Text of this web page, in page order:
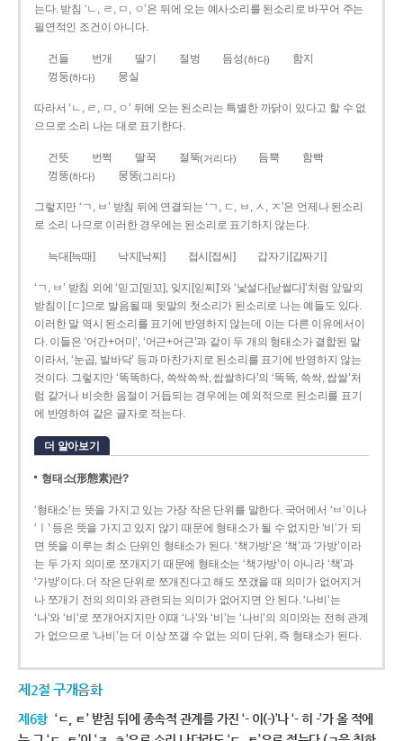
는다. 받침 ‘ㄴ, ㄹ, ㅁ, ㅇ’은 뒤에 오는 예사소리를 된소리로 바꾸어 주는
필연적인 조건이 아니다.
건들 번개 딸기 절벙 듬성(하다)
함지
껑둥(하다) 뭉실
따라서 ‘ㄴ, ㄹ, ㅁ, ㅇ’ 뒤에 오는 된소리는 특별한 까닭이 있다고 할 수 없
으므로 소리 나는 대로 표기한다.
건뜻 번쩍 딸꾹 절뚝(거리다) 듬뿍
함빡
껑뚱(하다) 뭉뚱(그리다)
그렇지만 ‘ㄱ, ㅂ’ 받침 뒤에 연결되는 ‘ㄱ, ㄷ, ㅂ, ㅅ, ㅈ’은 언제나 된소리
로 소리 나므로 이러한 경우에는 된소리로 표기하지 않는다.
늑대[늑때] 낙지[낙찌] 접시[접씨] 갑자기[갑짜기]
‘ㄱ, ㅂ’ 받침 외에 ‘믿고[믿꼬], 잊지[읻찌]’와 ‘낯설다[낟썰다]’처럼 앞말의
받침이 [ㄷ]으로 발음될 때 뒷말의 첫소리가 된소리로 나는 예들도 있다.
이러한 말 역시 된소리를 표기에 반영하지 않는데 이는 다른 이유에서이
다. 이들은 ‘어간+어미’, ‘어근+어근’과 같이 두 개의 형태소가 결합된 말
이라서, ‘눈곱, 발바닥’ 등과 마찬가지로 된소리를 표기에 반영하지 않는
것이다. 그렇지만 ‘똑똑하다, 쓱싹쓱싹, 쌉쌀하다’의 ‘똑똑, 쓱싹, 쌉쌀’처
럼 같거나 비슷한 음절이 거듭되는 경우에는 예외적으로 된소리를 표기
에 반영하여 같은 글자로 적는다.
더 알아보기
형태소(形態素)란?
‘형태소’는 뜻을 가지고 있는 가장 작은 단위를 말한다. 국어에서 ‘ㅂ’이나
‘ㅣ’ 등은 뜻을 가지고 있지 않기 때문에 형태소가 될 수 없지만 ‘비’가 되
면 뜻을 이루는 최소 단위인 형태소가 된다. ‘책가방’은 ‘책’과 ‘가방’이라
는 두 가지 의미로 쪼개지기 때문에 형태소는 ‘책가방’이 아니라 ‘책’과
‘가방’이다. 더 작은 단위로 쪼개진다고 해도 쪼갰을 때 의미가 없어지거
나 쪼개기 전의 의미와 관련되는 의미가 없어지면 안 된다. ‘나비’는
‘나’와 ‘비’로 쪼개어지지만 이때 ‘나’와 ‘비’는 ‘나비’의 의미와는 전혀 관계
가 없으므로 ‘나비’는 더 이상 쪼갤 수 없는 의미 단위, 즉 형태소가 된다.
제2절 구개음화
제6항 ‘ㄷ, ㅌ’ 받침 뒤에 종속적 관계를 가진 ‘- 이(-)’나 ‘- 히 -’가 올 적에